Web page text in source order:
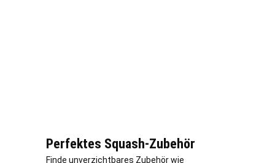
Perfektes Squash-Zubehör
Finde unverzichtbares Zubehör wie